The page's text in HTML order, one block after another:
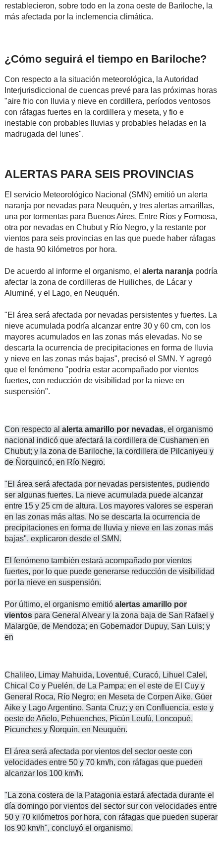
restablecieron, sobre todo en la zona oeste de Bariloche, la
más afectada por la inclemencia climática.
¿Cómo seguirá el tiempo en Bariloche?
Con respecto a la situación meteorológica, la Autoridad
Interjurisdiccional de cuencas prevé para las próximas horas
"aire frio con lluvia y nieve en cordillera, períodos ventosos
con ráfagas fuertes en la cordillera y meseta, y fio e
inestable con probables lluvias y probables heladas en la
madrugada del lunes".
ALERTAS PARA SEIS PROVINCIAS
El servicio Meteorológico Nacional (SMN) emitió un alerta
naranja por nevadas para Neuquén, y tres alertas amarillas,
una por tormentas para Buenos Aires, Entre Ríos y Formosa,
otra por nevadas en Chubut y Río Negro, y la restante por
vientos para seis provincias en las que puede haber ráfagas
de hasta 90 kilómetros por hora.
De acuerdo al informe el organismo, el alerta naranjapodría
afectar la zona de cordilleras de Huiliches, de Lácar y
Aluminé, y el Lago, en Neuquén.
"El área será afectada por nevadas persistentes y fuertes. La
nieve acumulada podría alcanzar entre 30 y 60 cm, con los
mayores acumulados en las zonas más elevadas. No se
descarta la ocurrencia de precipitaciones en forma de lluvia
y nieve en las zonas más bajas", precisó el SMN. Y agregó
que el fenómeno "podría estar acompañado por vientos
fuertes, con reducción de visibilidad por la nieve en
suspensión".
Con respecto al alerta amarillo por nevadas, el organismo
nacional indicó que afectará la cordillera de Cushamen en
Chubut; y la zona de Bariloche, la cordillera de Pilcaniyeu y
de Ñorquincó, en Río Negro.
"El área será afectada por nevadas persistentes, pudiendo
ser algunas fuertes. La nieve acumulada puede alcanzar
entre 15 y 25 cm de altura. Los mayores valores se esperan
en las zonas más altas. No se descarta la ocurrencia de
precipitaciones en forma de lluvia y nieve en las zonas más
bajas", explicaron desde el SMN.
El fenómeno también estará acompañado por vientos
fuertes, por lo que puede generarse reducción de visibilidad
por la nieve en suspensión.
Por último, el organismo emitió alertas amarillo por
vientospara General Alvear y la zona baja de San Rafael y
Malargüe, de Mendoza; en Gobernador Dupuy, San Luis; y
en
Chalileo, Limay Mahuida, Loventué, Curacó, Lihuel Calel,
Chical Co y Puelén, de La Pampa; en el este de El Cuy y
General Roca, Río Negro; en Meseta de Corpen Aike, Güer
Aike y Lago Argentino, Santa Cruz; y en Confluencia, este y
oeste de Añelo, Pehuenches, Picún Leufú, Loncopué,
Picunches y Ñorquín, en Neuquén.
El área será afectada por vientos del sector oeste con
velocidades entre 50 y 70 km/h, con ráfagas que pueden
alcanzar los 100 km/h.
"La zona costera de la Patagonia estará afectada durante el
día domingo por vientos del sector sur con velocidades entre
50 y 70 kilómetros por hora, con ráfagas que pueden superar
los 90 km/h", concluyó el organismo.